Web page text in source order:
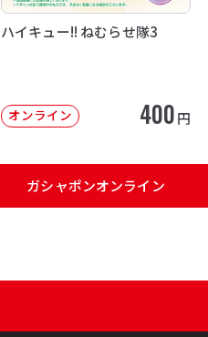
ハイキュー!! ねむらせ隊3
オンライン 400円
ガシャポンオンライン